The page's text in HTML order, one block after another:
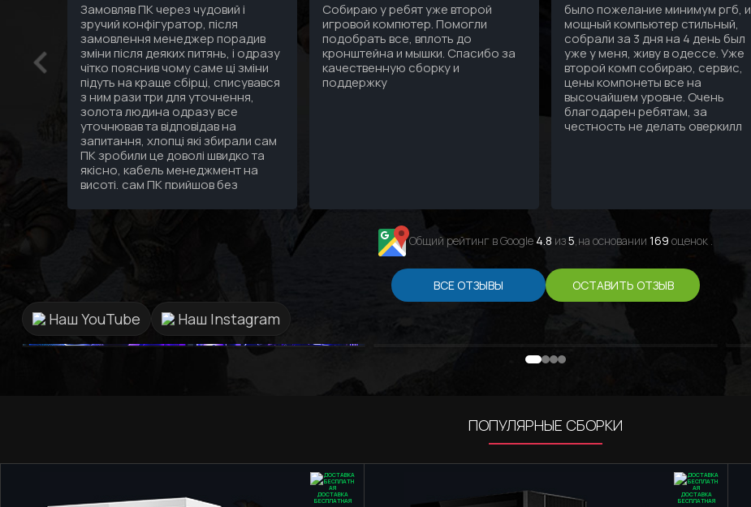
Замовляв ПК через чудовий і
зручий конфігуратор, після
замовлення менеджер порадив
зміни після деяких питянь, і одразу
чітко пояснив чому саме ці зміни
підуть на краще сбірці, списувався
з ним рази три для уточнення,
золота людина одразу все
уточнював та відповідав на
запитання, хлопці які збирали сам
ПК зробили це доволі швидко та
якісно, кабель менеджмент на
висоті, сам ПК прийшов без
саме головне надійно, тепер я
Собираю у ребят уже второй
игровой компютер. Помогли
подобрать все, вплоть до
кронштейна и мышки. Спасибо за
качественную сборку и
поддержку
было пожелание минимум ргб, и
мощный компьютер стильный,
собрали за 3 дня на 4 день был
уже у меня, живу в одессе. Уже
второй комп собираю, сервис,
цены компонеты все на
высочайшем уровне. Очень
благодарен ребятам, за
честность не делать оверкилл
Общий рейтинг в Google 4.8 из5,на основании 169 оценок .
ВСЕ ОТЗЫВЫ ОСТАВИТЬ ОТЗЫВ
Наш YouTube Наш Instagram
ПОПУЛЯРНЫЕ СБОРКИ
ДОСТАВКА
БЕСПЛАТНАЯ
ДОСТАВКА
БЕСПЛАТНАЯ